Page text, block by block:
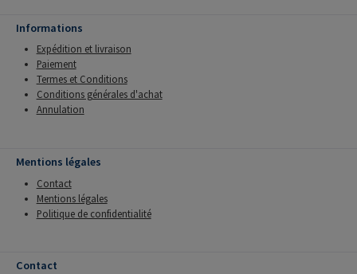
Informations
Expédition et livraison
Paiement
Termes et Conditions
Conditions générales d'achat
Annulation
Mentions légales
Contact
Mentions légales
Politique de confidentialité
Contact